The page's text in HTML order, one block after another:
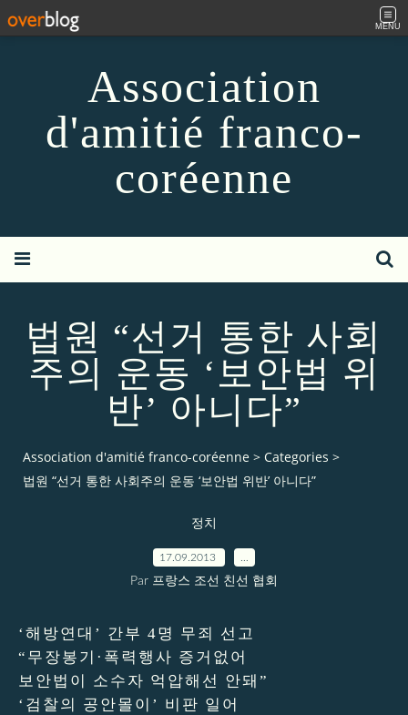
MENU
Association
d'amitié franco-
coréenne
법원 “선거 통한 사회
주의 운동 ‘보안법 위
반’ 아니다”
Association d'amitié franco-coréenne > Categories >
법원 “선거 통한 사회주의 운동 ‘보안법 위반’ 아니다”
정치
17.09.2013
Par 프랑스 조선 친선 협회
‘해방연대’ 간부 4명 무죄 선고
“무장봉기·폭력행사 증거없어
보안법이 소수자 억압해선 안돼”
‘검찰의 공안몰이’ 비판 일어